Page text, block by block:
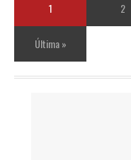
1 2
Última »